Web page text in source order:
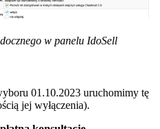
w panelu IdoSell
01.10.2023 uruchomimy tę
jej wyłączenia).